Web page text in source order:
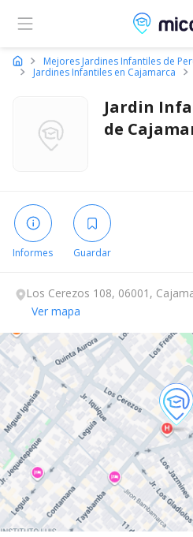
Micole,
Mejores Jardines Infantiles de
Jardines Infantiles en Cajamarca
Jardin
de
Informes Guardar
Los Cerezos 108, 06001,
Ver mapa